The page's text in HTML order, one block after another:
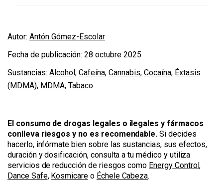
Autor: Antón Gómez-Escolar
Fecha de publicación: 28 octubre 2025
Sustancias: Alcohol, Cafeína, Cannabis, Cocaína, Éxtasis
(MDMA), MDMA, Tabaco
El consumo de drogas legales o ilegales y fármacos
conlleva riesgos y no es recomendable. Si decides
hacerlo, infórmate bien sobre las sustancias, sus efectos,
duración y dosificación, consulta a tu médico y utiliza
servicios de reducción de riesgos como Energy Control,
Dance Safe, Kosmicare o Échele Cabeza.